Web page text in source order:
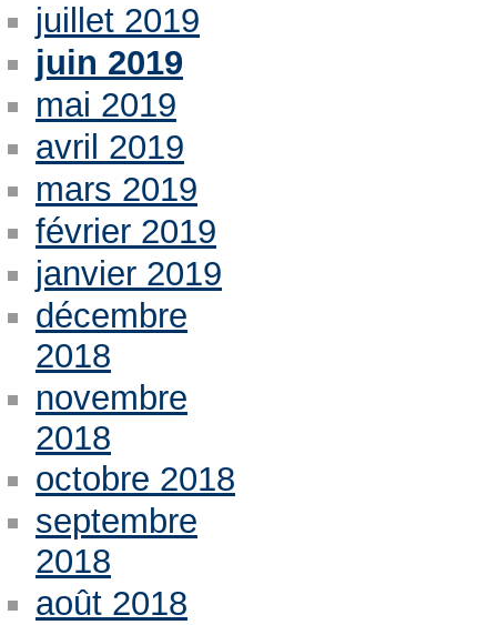
juillet 2019
juin 2019
mai 2019
avril 2019
mars 2019
février 2019
janvier 2019
décembre
2018
novembre
2018
octobre 2018
septembre
2018
août 2018